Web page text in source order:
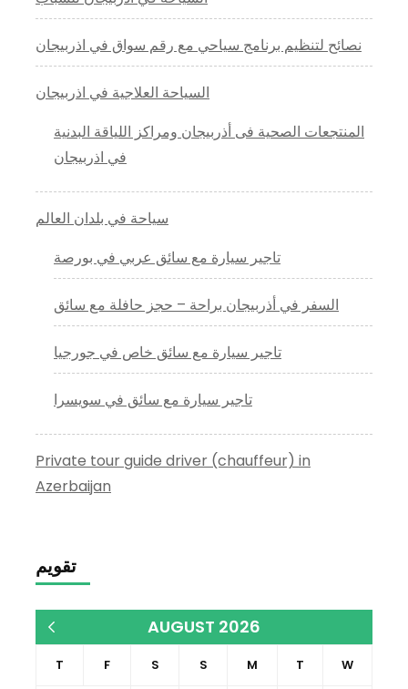
نصائح لتنظيم برنامج سياحي مع رقم سواق في اذربيجان
السياحة العلاجية في اذربيجان
المنتجعات الصحية فى أذربيجان ومراكز اللياقة البدنية
في اذربيجان
سياحة في بلدان العالم
تاجير سيارة مع سائق عربي في بورصة
السفر في أذربيجان براحة – حجز حافلة مع سائق
تاجير سيارة مع سائق خاص في جورجيا
تاجير سيارة مع سائق في سويسرا
Private tour guide driver (chauffeur) in
Azerbaijan
تقويم
AUGUST 2026
T F S S M T W